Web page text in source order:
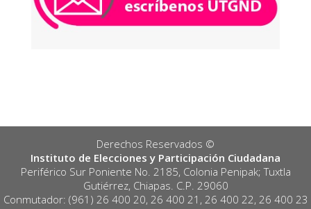
Derechos Reservados ©️
Instituto de Elecciones y Participación Ciudadana
Periférico Sur Poniente No. 2185, Colonia Penipak; Tuxtla
Gutiérrez, Chiapas. C.P. 29060
Conmutador: (961) 26 400 20, 26 400 21, 26 400 22, 26 400 23